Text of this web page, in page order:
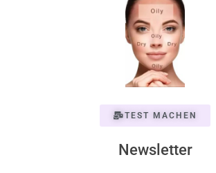
TEST MACHEN
Newsletter